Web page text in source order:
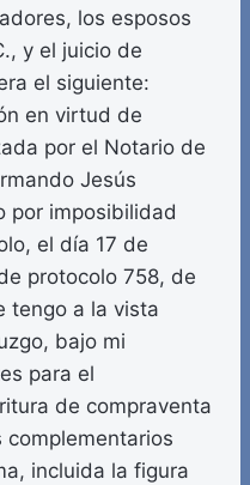
los esposos
y el juicio de
el siguiente:
en virtud de
por el Notario de
Jesús
por imposibilidad
el día 17 de
protocolo 758, de
tengo a la vista
bajo mi
para el
de compraventa
incluida la figura